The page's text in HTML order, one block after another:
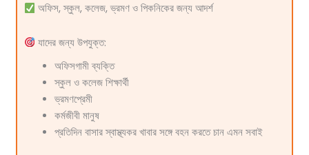
অফিস, স্কুল, কলেজ, ভ্রমণ ও পিকনিকের জন্য আদর্শ
যাদের জন্য উপযুক্ত:
অফিসগামী ব্যক্তি
স্কুল ও কলেজ শিক্ষার্থী
ভ্রমণপ্রেমী
কর্মজীবী মানুষ
প্রতিদিন বাসার স্বাস্থ্যকর খাবার সঙ্গে বহন করতে চান এমন সবাই